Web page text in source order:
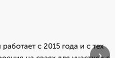
с 2015 года и с тех
›